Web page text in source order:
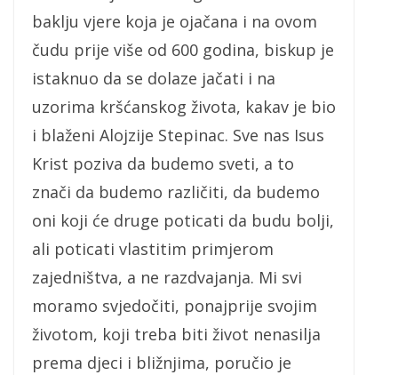
baklju vjere koja je ojačana i na ovom
čudu prije više od 600 godina, biskup je
istaknuo da se dolaze jačati i na
uzorima kršćanskog života, kakav je bio
i blaženi Alojzije Stepinac. Sve nas Isus
Krist poziva da budemo sveti, a to
znači da budemo različiti, da budemo
oni koji će druge poticati da budu bolji,
ali poticati vlastitim primjerom
zajedništva, a ne razdvajanja. Mi svi
moramo svjedočiti, ponajprije svojim
životom, koji treba biti život nenasilja
prema djeci i bližnjima, poručio je